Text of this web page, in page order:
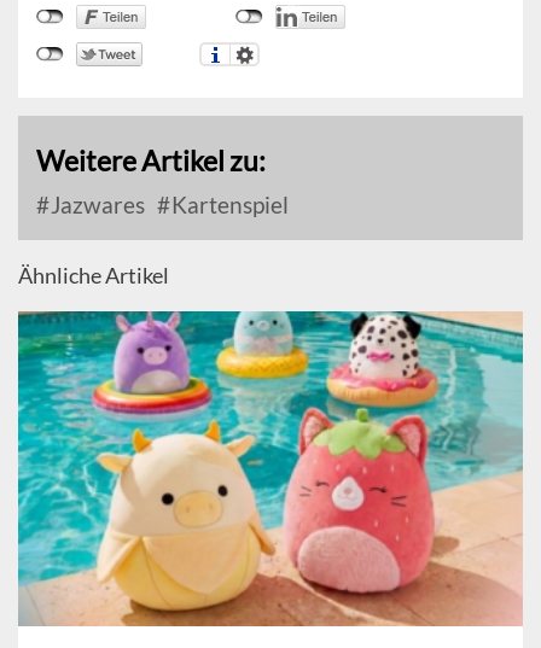
Weitere Artikel zu:
Jazwares Kartenspiel
Ähnliche Artikel